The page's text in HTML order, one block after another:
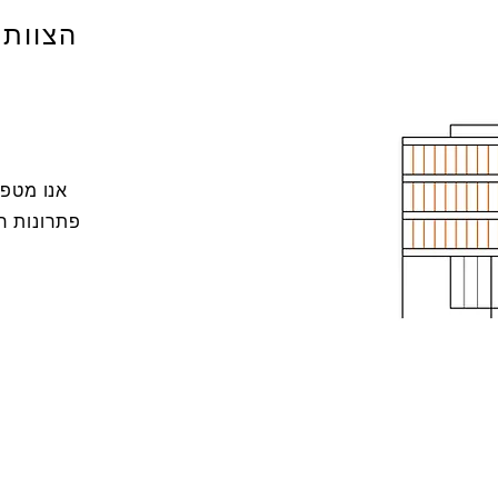
אנו
פתרונות